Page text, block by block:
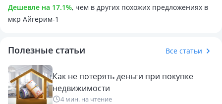
остановки общественного транспорта, школы и детские
сады - всё рядом!
Дешевле на 17.1%, чем в других похожих предложениях в
мкр Айгерим-1
Полезные статьи Все статьи
Как не потерять деньги при покупке
недвижимости
4 мин. на чтение